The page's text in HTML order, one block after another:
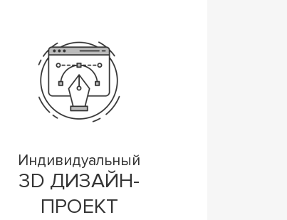
Индивидуальный
3D ДИЗАЙН-
ПРОЕКТ